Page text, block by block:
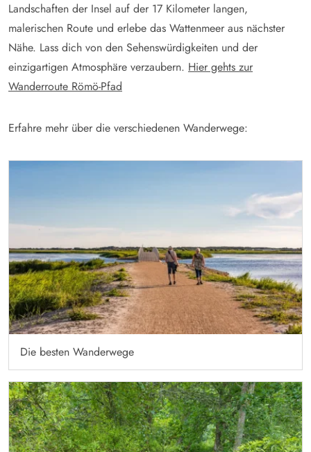
Landschaften der Insel auf der 17 Kilometer langen,
malerischen Route und erlebe das Wattenmeer aus nächster
Nähe. Lass dich von den Sehenswürdigkeiten und der
einzigartigen Atmosphäre verzaubern. Hier gehts zur
Wanderroute Römö-Pfad
Erfahre mehr über die verschiedenen Wanderwege:
Die besten Wanderwege